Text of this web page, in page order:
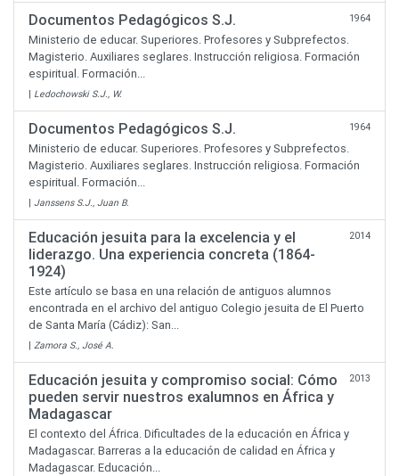
Documentos Pedagógicos S.J. 1964
Ministerio de educar. Superiores. Profesores y Subprefectos.
Magisterio. Auxiliares seglares. Instrucción religiosa. Formación
espiritual. Formación...
| Ledochowski S.J., W.
Documentos Pedagógicos S.J. 1964
Ministerio de educar. Superiores. Profesores y Subprefectos.
Magisterio. Auxiliares seglares. Instrucción religiosa. Formación
espiritual. Formación...
|Janssens S.J., Juan B.
Educación jesuita para la excelencia y el
liderazgo. Una experiencia concreta (1864-
1924)
2014
Este artículo se basa en una relación de antiguos alumnos
encontrada en el archivo del antiguo Colegio jesuita de El Puerto
de Santa María (Cádiz): San...
|Zamora S., José A.
Educación jesuita y compromiso social: Cómo
pueden servir nuestros exalumnos en África y
Madagascar
2013
El contexto del África. Dificultades de la educación en África y
Madagascar. Barreras a la educación de calidad en África y
Madagascar. Educación...